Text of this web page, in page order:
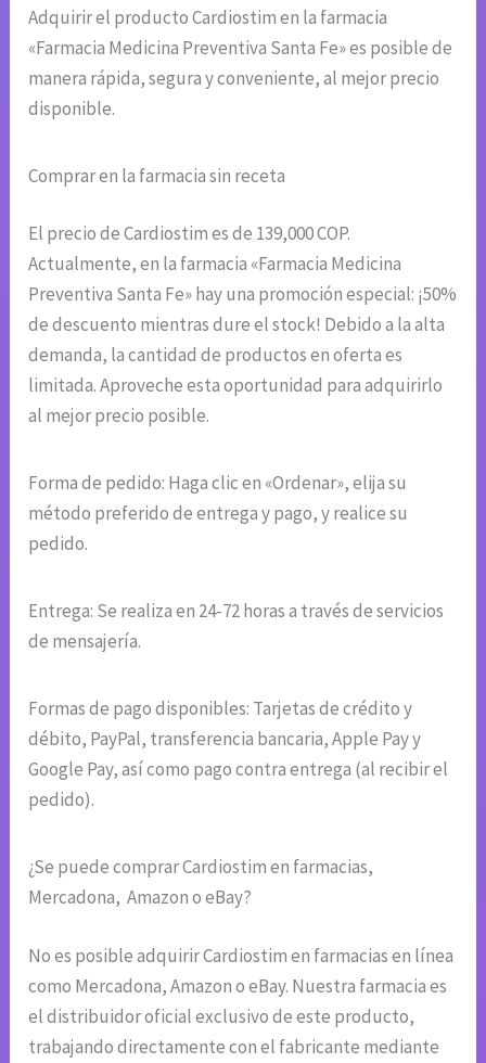
Adquirir el producto Cardiostim en la farmacia
«Farmacia Medicina Preventiva Santa Fe» es posible de
manera rápida, segura y conveniente, al mejor precio
disponible.
Comprar en la farmacia sin receta
El precio de Cardiostim es de 139,000 COP.
Actualmente, en la farmacia «Farmacia Medicina
Preventiva Santa Fe» hay una promoción especial: ¡50%
de descuento mientras dure el stock! Debido a la alta
demanda, la cantidad de productos en oferta es
limitada. Aproveche esta oportunidad para adquirirlo
al mejor precio posible.
Forma de pedido: Haga clic en «Ordenar», elija su
método preferido de entrega y pago, y realice su
pedido.
Entrega: Se realiza en 24-72 horas a través de servicios
de mensajería.
Formas de pago disponibles: Tarjetas de crédito y
débito, PayPal, transferencia bancaria, Apple Pay y
Google Pay, así como pago contra entrega (al recibir el
pedido).
¿Se puede comprar Cardiostim en farmacias,
Mercadona, Amazon o eBay?
No es posible adquirir Cardiostim en farmacias en línea
como Mercadona, Amazon o eBay. Nuestra farmacia es
el distribuidor oficial exclusivo de este producto,
trabajando directamente con el fabricante mediante